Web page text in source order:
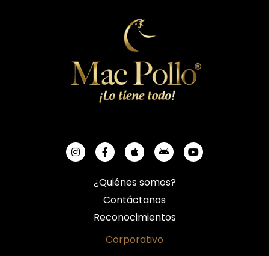
¿Quiénes somos?
Contáctanos
Reconocimientos
Corporativo